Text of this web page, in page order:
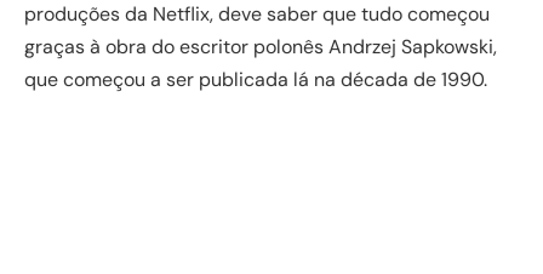
produções da Netflix, deve saber que tudo começou
graças à obra do escritor polonês Andrzej Sapkowski,
que começou a ser publicada lá na década de 1990.